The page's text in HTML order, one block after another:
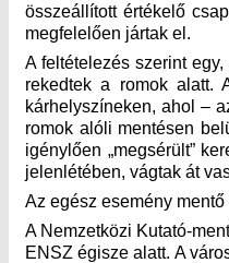
összeállított értékelő
megfelelően jártak el.
A feltételezés szerint
rekedtek a romok alatt.
kárhelyszíneken, ahol –
romok alóli mentésen
igénylően „megsérült”
jelenlétében, vágtak át
Az egész esemény
A Nemzetközi Kutató-
ENSZ égisze alatt. A